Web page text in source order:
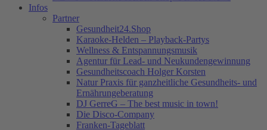
Infos
Partner
Gesundheit24.Shop
Karaoke-Helden – Playback-Partys
Wellness & Entspannungsmusik
Agentur für Lead- und Neukundengewinnung
Gesundheitscoach Holger Korsten
Natur Praxis für ganzheitliche Gesundheits- und
Ernährungeberatung
DJ GerreG – The best music in town!
Die Disco-Company
Franken-Tageblatt